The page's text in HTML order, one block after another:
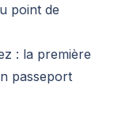
point de
: la première
passeport